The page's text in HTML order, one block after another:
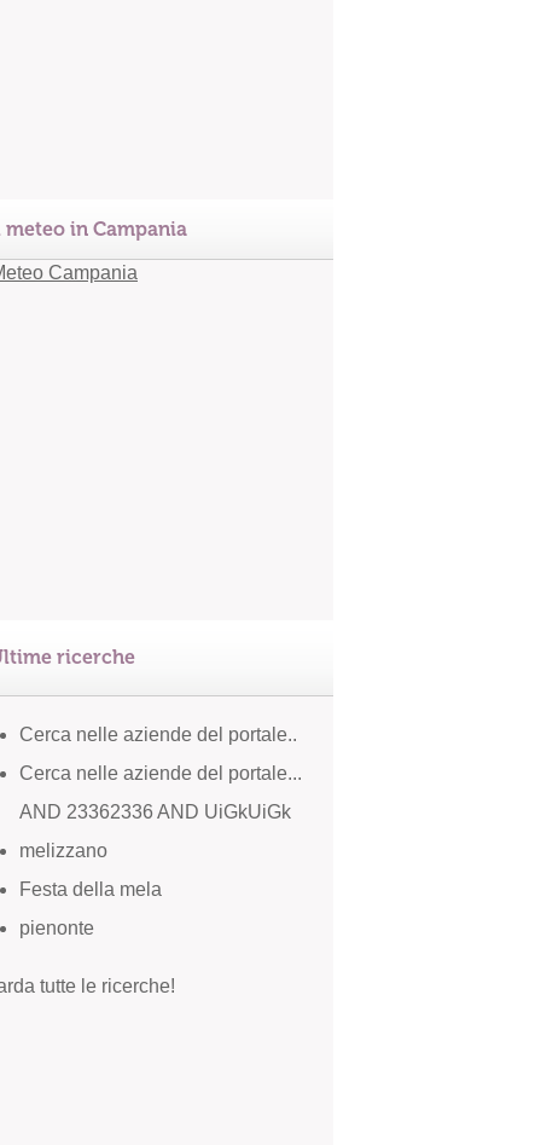
meteo in Campania
ricerche
Cerca nelle aziende del portale..
Cerca nelle aziende del portale...
AND 23362336 AND UiGkUiGk
melizzano
Festa della mela
pienonte
tutte le ricerche!